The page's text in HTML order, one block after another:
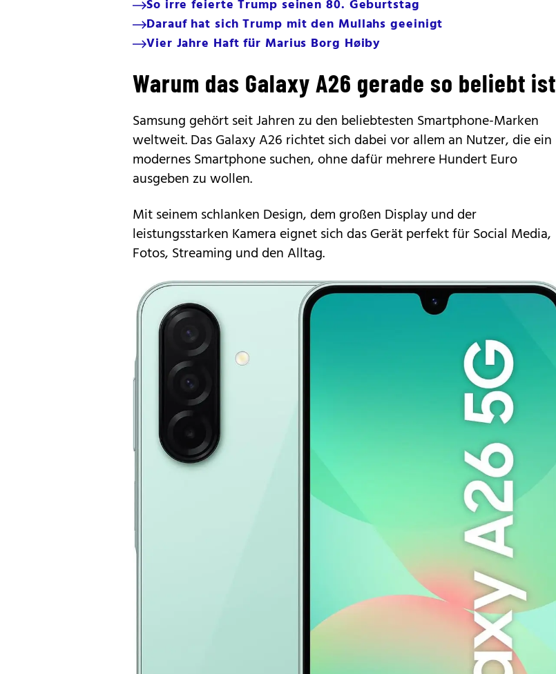
So irre feierte Trump seinen 80. Geburtstag
Darauf hat sich Trump mit den Mullahs geeinigt
Vier Jahre Haft für Marius Borg Høiby
Warum das Galaxy A26 gerade so beliebt ist
Samsung gehört seit Jahren zu den beliebtesten Smartphone-Marken
weltweit. DasGalaxy A26 richtet sich dabei vor allem an Nutzer, die ein
modernes Smartphone suchen, ohne dafür mehrere Hundert Euro
ausgeben zu wollen.
Mit seinem schlanken Design, dem großen Display und der
leistungsstarken Kamera eignet sich das Gerät perfekt für Social Media,
Fotos, Streaming und den Alltag.